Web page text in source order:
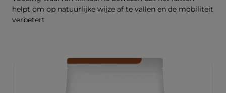
helpt om op natuurlijke wijze af te vallen en de mobiliteit
verbetert